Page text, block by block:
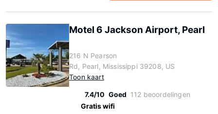
Motel 6 Jackson Airport, Pearl
216 N Pearson
Rd, Pearl, Mississippi 39208, US
Toon kaart
7.4/10 Goed 112 beoordelingen
Gratis wifi